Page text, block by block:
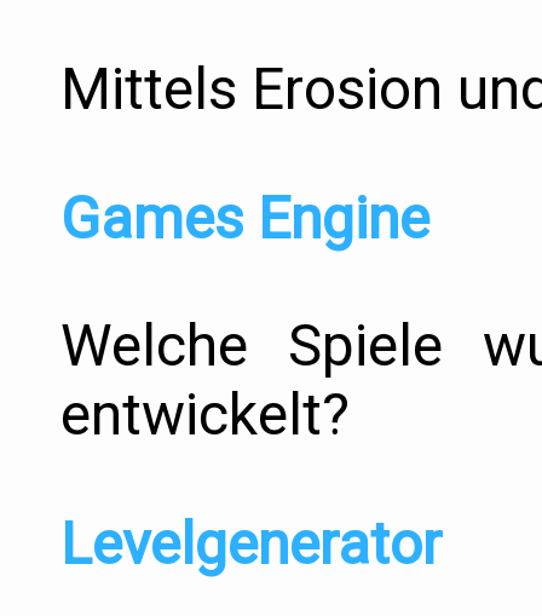
Mittels Erosion
Games Engine
Welche Spiele
entwickelt?
Levelgenerator